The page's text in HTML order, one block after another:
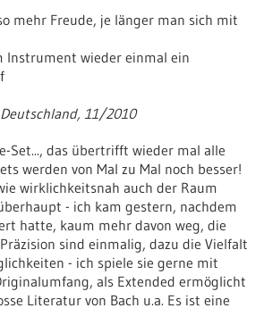
mehr Freude, je länger man sich mit
Instrument wieder einmal ein
11/2010
Set..., das übertrifft wieder mal alle
werden von Mal zu Mal noch besser!
wirklichkeitsnah auch der Raum
- ich kam gestern, nachdem
hatte, kaum mehr davon weg, die
sind einmalig, dazu die Vielfalt
- ich spiele sie gerne mit
als Extended ermöglicht
Literatur von Bach u.a. Es ist eine